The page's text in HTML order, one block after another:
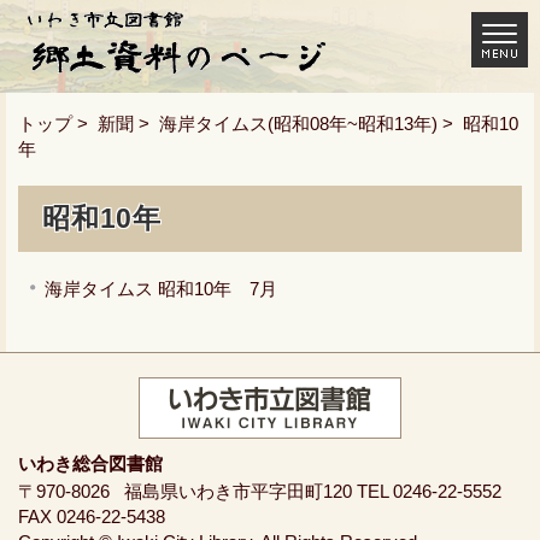
トップ> 新聞 > 海岸タイムス(昭和08年~昭和13年) > 昭和10
年
昭和10年
海岸タイムス 昭和10年 7月
いわき総合図書館
〒970-8026
福島県いわき市平字田町120 TEL 0246-22-5552
FAX 0246-22-5438